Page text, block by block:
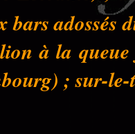
bars adossés
à la
; sur-le-